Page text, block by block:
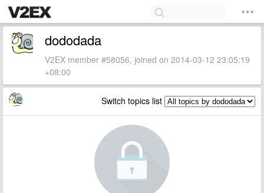
dododada
V2EX member #58056, joined on 2014-03-12 23:05:19
+08:00
Switch topics list